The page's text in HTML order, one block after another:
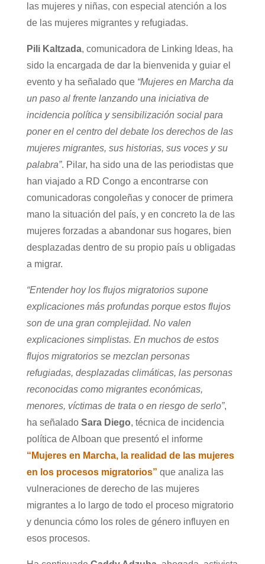
las mujeres y niñas, con especial atención a los
de las mujeres migrantes y refugiadas.
Pili Kaltzada, comunicadora de Linking Ideas, ha
sido la encargada de dar la bienvenida y guiar el
evento y ha señalado que “Mujeres en Marcha da
un paso al frente lanzando una iniciativa de
incidencia política y sensibilización social para
poner en el centro del debate los derechos de las
mujeres migrantes, sus historias, sus voces y su
palabra”. Pilar, ha sido una de las periodistas que
han viajado a RD Congo a encontrarse con
comunicadoras congoleñas y conocer de primera
mano la situación del país, y en concreto la de las
mujeres forzadas a abandonar sus hogares, bien
desplazadas dentro de su propio país u obligadas
a migrar.
“Entender hoy los flujos migratorios supone
explicaciones más profundas porque estos flujos
son de una gran complejidad. No valen
explicaciones simplistas. En muchos de estos
flujos migratorios se mezclan personas
refugiadas, desplazadas climáticas, las personas
reconocidas como migrantes económicas,
menores, víctimas de trata o en riesgo de serlo”,
ha señalado Sara Diego, técnica de incidencia
política de Alboan que presentó el informe
“Mujeres en Marcha, la realidad de las mujeres
en los procesos migratorios” que analiza las
vulneraciones de derecho de las mujeres
migrantes a lo largo de todo el proceso migratorio
y denuncia cómo los roles de género influyen en
esos procesos.